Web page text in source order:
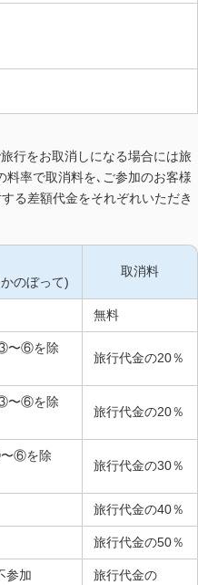
行をお取消しになる場合には旅
率で取消料を､ご参加のお客様
る差額代金をそれぞれいただき
のぼって)
取消料
無料
〜⑥を除
旅行代金の20％
〜⑥を除
旅行代金の20％
⑥を除
旅行代金の30％
旅行代金の40％
旅行代金の50％
参加
旅行代金の